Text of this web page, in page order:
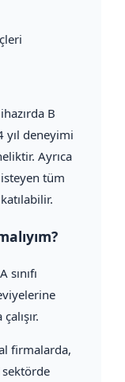
B
yıl deneyimi
Ayrıca
tüm
sınıfı
firmalarda,